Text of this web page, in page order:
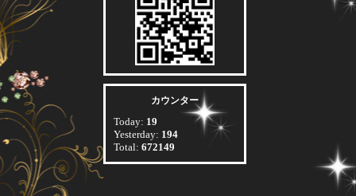
カウンター
Today: 19
Yesterday: 194
Total: 672149